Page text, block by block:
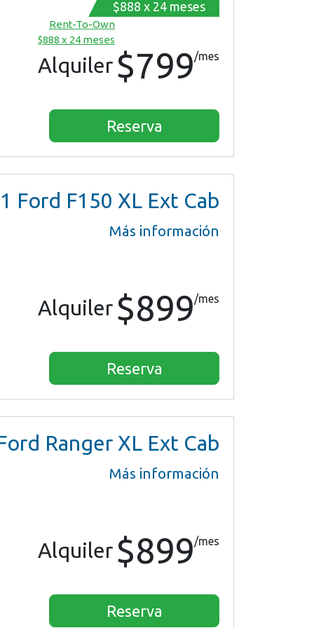
$888 x 24 meses
Rent-To-Own
$888 x 24 meses
Alquiler $799/mes
Reserva
Ford F150 XL Ext Cab
Más información
Alquiler $899/mes
Reserva
Ranger XL Ext Cab
Más información
Alquiler $899/mes
Reserva